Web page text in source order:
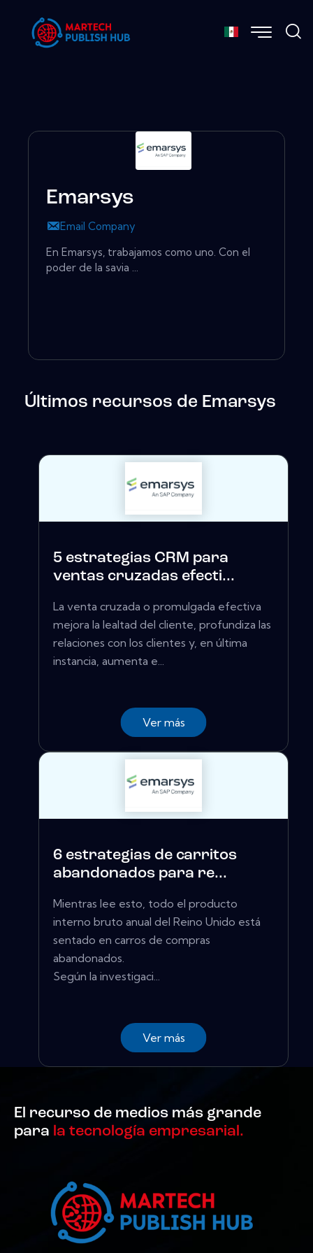
Emarsys
Email Company
En Emarsys, trabajamos como uno. Con el
poder de la savia ...
Últimos recursos de Emarsys
5 estrategias CRM para
ventas cruzadas efecti...
La venta cruzada o promulgada efectiva
mejora la lealtad del cliente, profundiza las
relaciones con los clientes y, en última
instancia, aumenta e...
Ver más
6 estrategias de carritos
abandonados para re...
Mientras lee esto, todo el producto
interno bruto anual del Reino Unido está
sentado en carros de compras
abandonados.
Según la investigaci...
Ver más
El recurso de medios más grande
para la tecnología empresarial.